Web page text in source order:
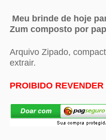
Meu brinde de hoje
Zum composto por
Arquivo Zipado,
extrair.
PROIBIDO